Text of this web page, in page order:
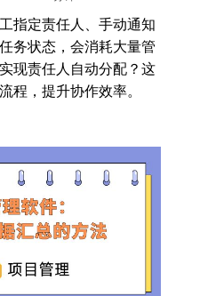
指定责任人、手动通知
务状态，会消耗大量管
现责任人自动分配？这
程，提升协作效率。